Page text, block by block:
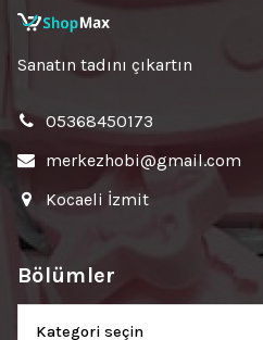
Sanatın tadını çıkartın
05368450173
merkezhobi@gmail.com
Kocaeli İzmit
Bölümler
Bölümler